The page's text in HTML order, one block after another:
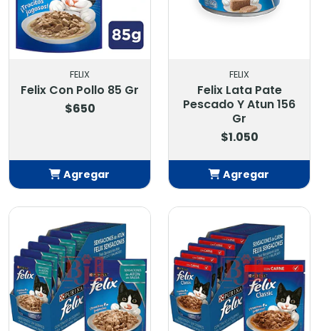
FELIX
Felix Con Pollo 85 Gr
$650
Agregar
FELIX
Felix Lata Pate
Pescado Y Atun 156
Gr
$1.050
Agregar